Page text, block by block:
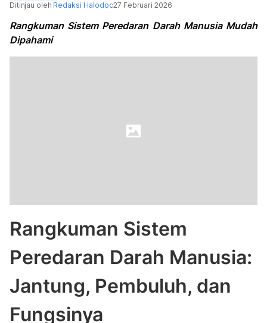
Ditinjau oleh Redaksi Halodoc27 Februari 2026
Rangkuman Sistem Peredaran Darah Manusia Mudah
Dipahami
Rangkuman Sistem
Peredaran Darah Manusia:
Jantung, Pembuluh, dan
Fungsinya